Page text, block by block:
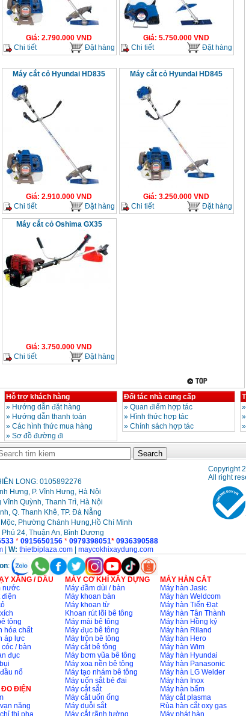
Giá: 2.790.000 VND
Chi tiết
Đặt hàng
Giá: 5.750.000 VND
Chi tiết
Đặt hàng
Máy cắt cỏ Hyundai HD835
Giá: 2.910.000 VND
Chi tiết
Đặt hàng
Máy cắt cỏ Hyundai HD845
Giá: 3.250.000 VND
Chi tiết
Đặt hàng
Máy cắt cỏ Oshima GX35
Giá: 3.750.000 VND
Chi tiết
Đặt hàng
Hỗ trợ khách hàng
» Hướng dẫn đặt hàng
» Hướng dẫn thanh toán
» Các hình thức mua hàng
» Sơ đồ đường đi
Đối tác nhà cung cấp
» Quan điểm hợp tác
» Hình thức hợp tác
» Chính sách hợp tác
»
»
»
LONG: 0105892276
Hưng, P. Vĩnh Hưng, Hà Nội
Quỳnh, Thanh Trì, Hà Nội
Q. Thanh Khê, TP. Đà Nẵng
Phường Chánh Hưng,Hồ Chí Minh
Phú 24, Thuận An, Bình Dương
* 0915650156* 0979398051* 0936390588
| W: thietbiplaza.com| maycokhixaydung.com
Copyright
All right
:
XĂNG / DẦU
nước
điện
tông
hóa chất
áp lực
cóc / bàn
đục
nổ
ĐO ĐIỆN
năng
MÁY CƠ KHÍ XÂY DỰNG
Máy đầm dùi / bàn
Máy khoan bàn
Máy khoan từ
Khoan rút lõi bê tông
Máy mài bê tông
Máy đục bê tông
Máy trộn bê tông
Máy cắt bê tông
Máy bơm vũa bê tông
Máy xoa nền bê tông
Máy tạo nhám bê tông
Máy uốn sắt bẻ đai
Máy cắt sắt
Máy cắt uốn ống
Máy duỗi sắt
MÁY HÀN CẮT
Máy hàn Jasic
Máy hàn Weldcom
Máy hàn Tiến Đạt
Máy hàn Tân Thành
Máy hàn Hồng ký
Máy hàn Riland
Máy hàn Hero
Máy hàn Wim
Máy hàn Hyundai
Máy hàn Panasonic
Máy hàn LG Welder
Máy hàn Inox
Máy hàn bấm
Máy cắt plasma
Rùa hàn cắt oxy gas